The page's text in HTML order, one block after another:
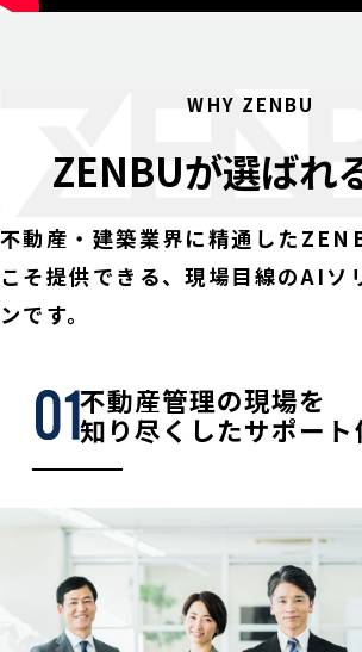
WHY ZENBU
ZENBUが選ばれ
不動産・建築業界に精通した
こそ提供できる、現場目線のAIソ
ンです。
不動産管理の現場を
知り尽くしたサポート